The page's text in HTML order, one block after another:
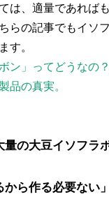
は、適量であれば
らの記事でもイソ
す。
ン」ってどうなの
品の真実。
量の大豆イソフラ
ら作る必要ない